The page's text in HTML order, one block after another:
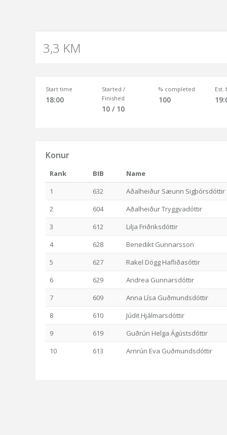
3,3 KM
Start time
18:00
Started /
Finished
10 / 10
% completed
100
Est.
Konur
Rank BIB
Name
1
632
Aðalheiður Sæunn Sigþórsdóttir
2
604
Aðalheiður Tryggvadóttir
3
612
Lilja Friðriksdóttir
4
628
Benedikt Gunnarsson
5
627
Rakel Dögg Hafliðasóttir
6
629
Andrea Gunnarsdóttir
7
609
Anna Lísa Guðmundsdóttir
8
610
Júdit Hjálmarsdóttir
9
619
Guðrún Helga Ágústsdóttir
10
613 Arnrún Eva Guðmundsdóttir